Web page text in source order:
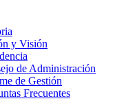
y Visión
de Administración
de Gestión
Frecuentes